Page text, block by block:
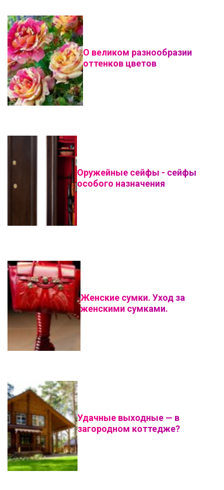
О великом разнообразии
оттенков цветов
Оружейные сейфы - сейфы
особого назначения
Женские сумки. Уход за
женскими сумками.
Удачные выходные — в
загородном коттедже?